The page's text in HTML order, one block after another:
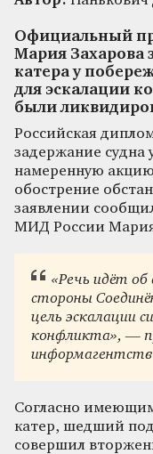
Официальный
Мария Захарова
катера у
для эскалации
были
Российская
задержание судна
намеренную
обострение
заявлении
МИД России Мария
«Речь идёт об
стороны
цель эскалации
конфликта», —
Согласно
катер, шедший
совершил